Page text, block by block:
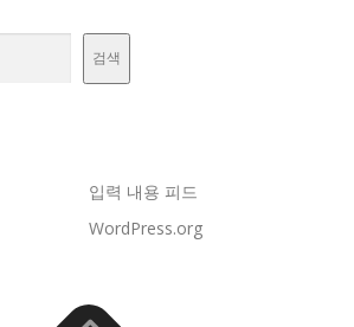
검색
입력 내용 피드
WordPress.org